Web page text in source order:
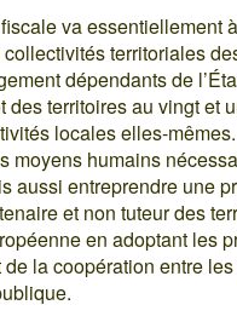
va essentiellement
territoriales
dépendants de
territoires au vingt et
locales elles-
moyens humains
aussi entreprendre une
et non tuteur des
en adoptant les
la coopération entre